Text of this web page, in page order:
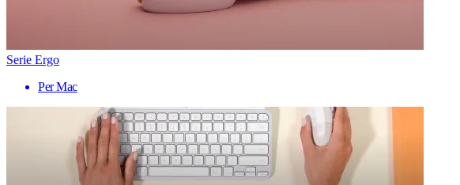
Serie Ergo
Per Mac